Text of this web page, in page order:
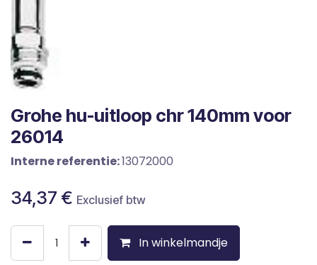
Grohe hu-uitloop chr 140mm voor
26014
Interne referentie:13072000
34,37 € Exclusief btw
In winkelmandje